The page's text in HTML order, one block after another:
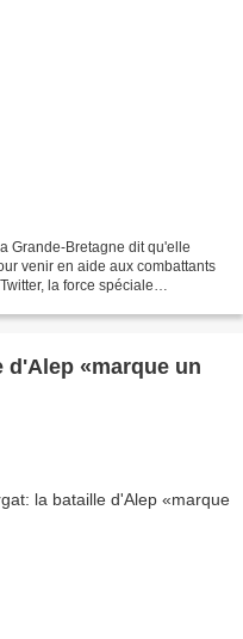
Grande-Bretagne dit qu'elle
venir en aide aux combattants
la force spéciale
«marque un